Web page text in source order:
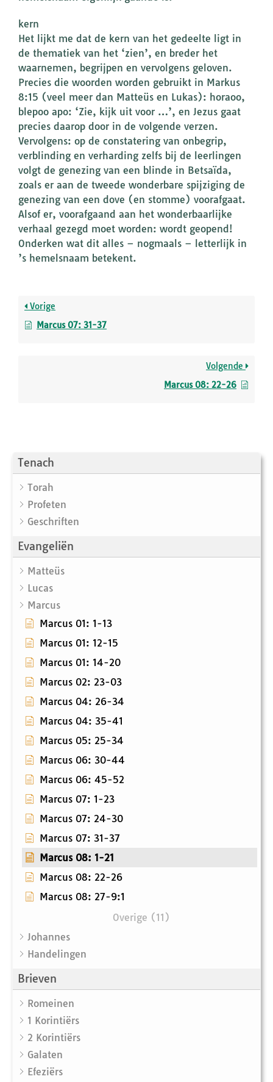
Tenach
Torah
Profeten
Geschriften
Evangeliën
Matteüs
Lucas
Marcus
Marcus 01: 1-13
Marcus 01: 12-15
Marcus 01: 14-20
Marcus 02: 23-03
Marcus 04: 26-34
Marcus 04: 35-41
Marcus 05: 25-34
Marcus 06: 30-44
Marcus 06: 45-52
Marcus 07: 1-23
Marcus 07: 24-30
Marcus 07: 31-37
Marcus 08: 1-21
Marcus 08: 22-26
Marcus 08: 27-9:1
Overige (11)
Johannes
Handelingen
Brieven
Romeinen
1 Korintiërs
2 Korintiërs
Galaten
Efeziërs
kern
Het lijkt me dat de kern van het gedeelte ligt in
de thematiek van het ‘zien’, en breder het
waarnemen, begrijpen en vervolgens geloven.
Precies die woorden worden gebruikt in Markus
8:15 (veel meer dan Matteüs en Lukas): horaoo,
blepoo apo: ‘Zie, kijk uit voor …’, en Jezus gaat
precies daarop door in de volgende verzen.
Vervolgens: op de constatering van onbegrip,
verblinding en verharding zelfs bij de leerlingen
volgt de genezing van een blinde in Betsaïda,
zoals er aan de tweede wonderbare spijziging de
genezing van een dove (en stomme) voorafgaat.
Alsof er, voorafgaand aan het wonderbaarlijke
verhaal gezegd moet worden: wordt geopend!
Onderken wat dit alles – nogmaals – letterlijk in
’s hemelsnaam betekent.
Vorige
Marcus 07: 31-37
Volgende
Marcus 08: 22-26